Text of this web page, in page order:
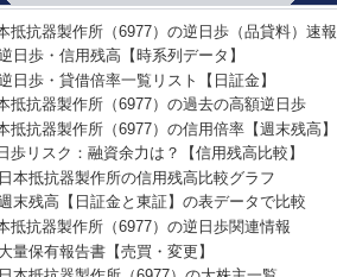
抵抗器製作所（6977）の逆日歩（品貸料）速報
日歩・信用残高【時系列データ】
日歩・貸借倍率一覧リスト【日証金】
抵抗器製作所（6977）の過去の高額逆日歩
抵抗器製作所（6977）の信用倍率【週末残高】
歩リスク：融資余力は？【信用残高比較】
日本抵抗器製作所の信用残高比較グラフ
末残高【日証金と東証】の表データで比較
抵抗器製作所（6977）の逆日歩関連情報
大量保有報告書【売買・変更】